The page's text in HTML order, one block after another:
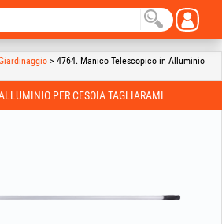
> 4764. Manico Telescopico in Alluminio
PER CESOIA TAGLIARAMI